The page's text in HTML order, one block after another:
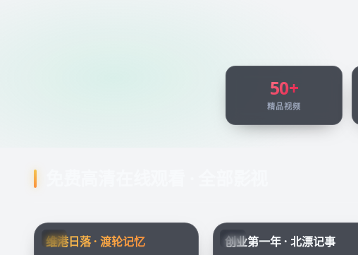
50+
精品视频
HK
维港日落 · 渡轮记忆 CN
创业第一年 · 北漂记事